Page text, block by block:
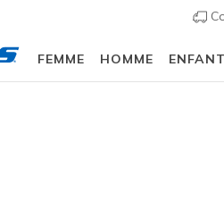
FEMME HOMME ENFANT